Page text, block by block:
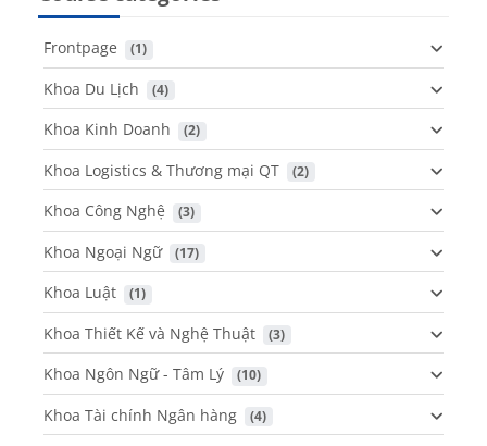
Frontpage (1)
Khoa Du Lịch (4)
Khoa Kinh Doanh (2)
Khoa Logistics & Thương mại QT (2)
Khoa Công Nghệ (3)
Khoa Ngoại Ngữ (17)
Khoa Luật (1)
Khoa Thiết Kế và Nghệ Thuật (3)
Khoa Ngôn Ngữ - Tâm Lý (10)
Khoa Tài chính Ngân hàng (4)